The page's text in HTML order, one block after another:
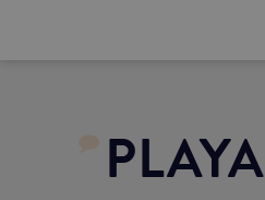
PLAYA
DOBLE RED
DOBLE WHITE